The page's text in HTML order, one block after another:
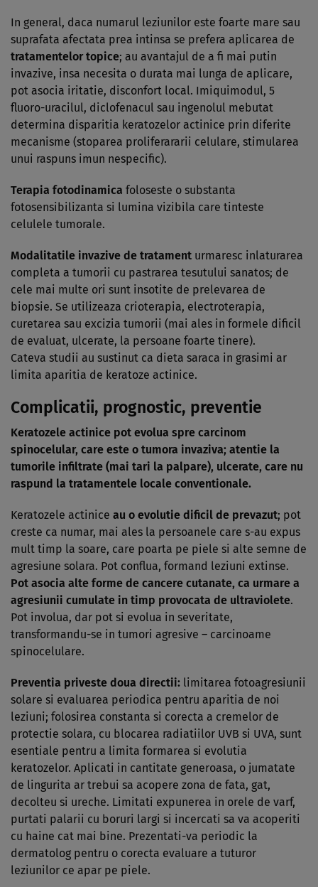
In general, daca numarul leziunilor este foarte mare sau
suprafata afectata prea intinsa se prefera aplicarea de
tratamentelor topice; au avantajul de a fi mai putin
invazive, insa necesita o durata mai lunga de aplicare,
pot asocia iritatie, disconfort local. Imiquimodul, 5
fluoro-uracilul, diclofenacul sau ingenolul mebutat
determina disparitia keratozelor actinice prin diferite
mecanisme (stoparea proliferararii celulare, stimularea
unui raspuns imun nespecific).
Terapia fotodinamica foloseste o substanta
fotosensibilizanta si lumina vizibila care tinteste
celulele tumorale.
Modalitatile invazive de tratament urmaresc inlaturarea
completa a tumorii cu pastrarea tesutului sanatos; de
cele mai multe ori sunt insotite de prelevarea de
biopsie. Se utilizeaza crioterapia, electroterapia,
curetarea sau excizia tumorii (mai ales in formele dificil
de evaluat, ulcerate, la persoane foarte tinere).
Cateva studii au sustinut ca dieta saraca in grasimi ar
limita aparitia de keratoze actinice.
Complicatii, prognostic, preventie
Keratozele actinice pot evolua spre carcinom
spinocelular, care este o tumora invaziva; atentie la
tumorile infiltrate (mai tari la palpare), ulcerate, care nu
raspund la tratamentele locale conventionale.
Keratozele actinice au o evolutie dificil de prevazut; pot
creste ca numar, mai ales la persoanele care s-au expus
mult timp la soare, care poarta pe piele si alte semne de
agresiune solara. Pot conflua, formand leziuni extinse.
Pot asocia alte forme de cancere cutanate, ca urmare a
agresiunii cumulate in timp provocata de ultraviolete.
Pot involua, dar pot si evolua in severitate,
transformandu-se in tumori agresive – carcinoame
spinocelulare.
Preventia priveste doua directii: limitarea fotoagresiunii
solare si evaluarea periodica pentru aparitia de noi
leziuni; folosirea constanta si corecta a cremelor de
protectie solara, cu blocarea radiatiilor UVB si UVA, sunt
esentiale pentru a limita formarea si evolutia
keratozelor. Aplicati in cantitate generoasa, o jumatate
de lingurita ar trebui sa acopere zona de fata, gat,
decolteu si ureche. Limitati expunerea in orele de varf,
purtati palarii cu boruri largi si incercati sa va acoperiti
cu haine cat mai bine. Prezentati-va periodic la
dermatolog pentru o corecta evaluare a tuturor
leziunilor ce apar pe piele.